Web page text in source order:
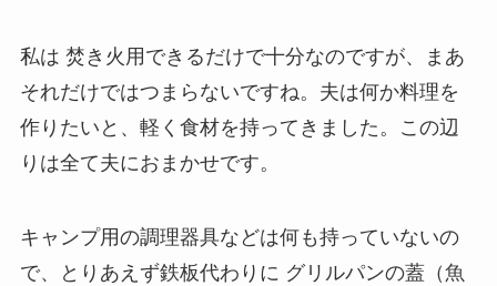
私は 焚き火用できるだけで十分なのですが、まあ
それだけではつまらないですね。夫は何か料理を
作りたいと、軽く食材を持ってきました。この辺
りは全て夫におまかせです。
キャンプ用の調理器具などは何も持っていないの
で、とりあえず鉄板代わりに グリルパンの蓋（魚